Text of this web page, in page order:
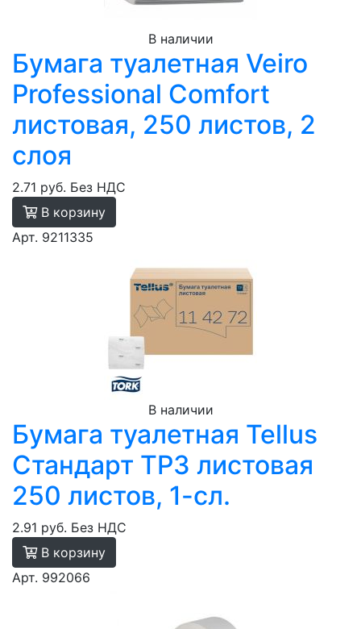
В наличии
Бумага туалетная Veiro
Professional Comfort
листовая, 250 листов, 2
слоя
2.71 руб. Без НДС
В корзину
Арт. 9211335
В наличии
Бумага туалетная Tellus
Стандарт TР3 листовая
250 листов, 1-сл.
2.91 руб. Без НДС
В корзину
Арт. 992066